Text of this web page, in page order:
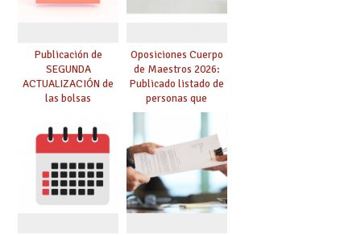
Publicación de
SEGUNDA
ACTUALIZACIÓN de
las bolsas
Cuerpo de Maestros
de especialidades
convocadas a
oposición
Oposiciones Cuerpo
de Maestros 2026:
Publicado listado de
personas que
adquieren nueva
especialidad